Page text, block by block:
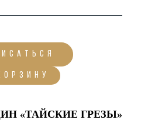
«ТАЙСКИЕ ГРЕЗЫ»